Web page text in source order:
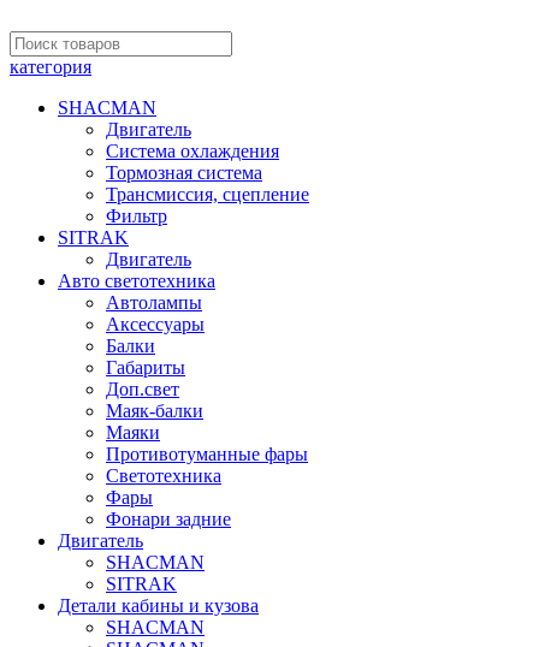
категория
SHACMAN
Двигатель
Система охлаждения
Тормозная система
Трансмиссия, сцепление
Фильтр
SITRAK
Двигатель
Авто светотехника
Автолампы
Аксессуары
Балки
Габариты
Доп.свет
Маяк-балки
Маяки
Противотуманные фары
Светотехника
Фары
Фонари задние
Двигатель
SHACMAN
SITRAK
Детали кабины и кузова
SHACMAN